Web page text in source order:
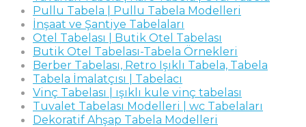
Pullu Tabela | Pullu Tabela Modelleri
İnşaat ve Şantiye Tabelaları
Otel Tabelası | Butik Otel Tabelası
Butik Otel Tabelası-Tabela Örnekleri
Berber Tabelası, Retro Işıklı Tabela, Tabela
Tabela İmalatçısı | Tabelacı
Vinç Tabelası | ışıklı kule vinç tabelası
Tuvalet Tabelası Modelleri | wc Tabelaları
Dekoratif Ahşap Tabela Modelleri